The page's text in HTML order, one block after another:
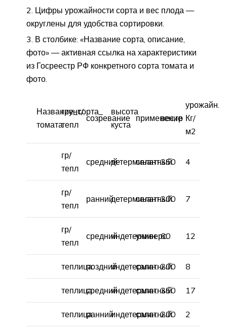
Цифры урожайности сорта и вес плода —
округлены для удобства сортировки.
В столбике: «Название сорта, описание,
фото» — активная ссылка на характеристики
из Госреестр РФ конкретного сорта томата и
фото.
Название_сорта_
томата
грунт/
тепл
созревание
высота
куста
применение
вес,гр
урожайн.
Кг/
м2
гр/
тепл
среднийдетерминант.
салатный
350 4
гр/
тепл
раннийдетерминант.
салатный
300 7
гр/
тепл
среднийиндетермин.
универс.
60 12
теплицапозднийиндетермин.
салатный
200 8
теплицасреднийиндетермин.
салатный
350 17
теплицараннийиндетермин.
салатный
200 2